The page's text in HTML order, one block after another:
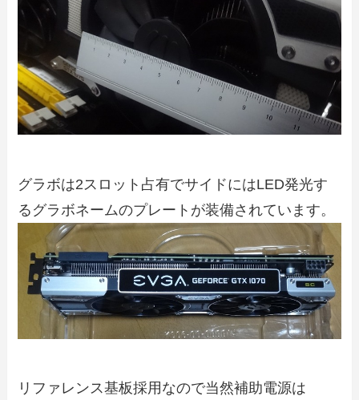
グラボは2スロット占有でサイドにはLED発光す
るグラボネームのプレートが装備されています。
リファレンス基板採用なので当然補助電源は